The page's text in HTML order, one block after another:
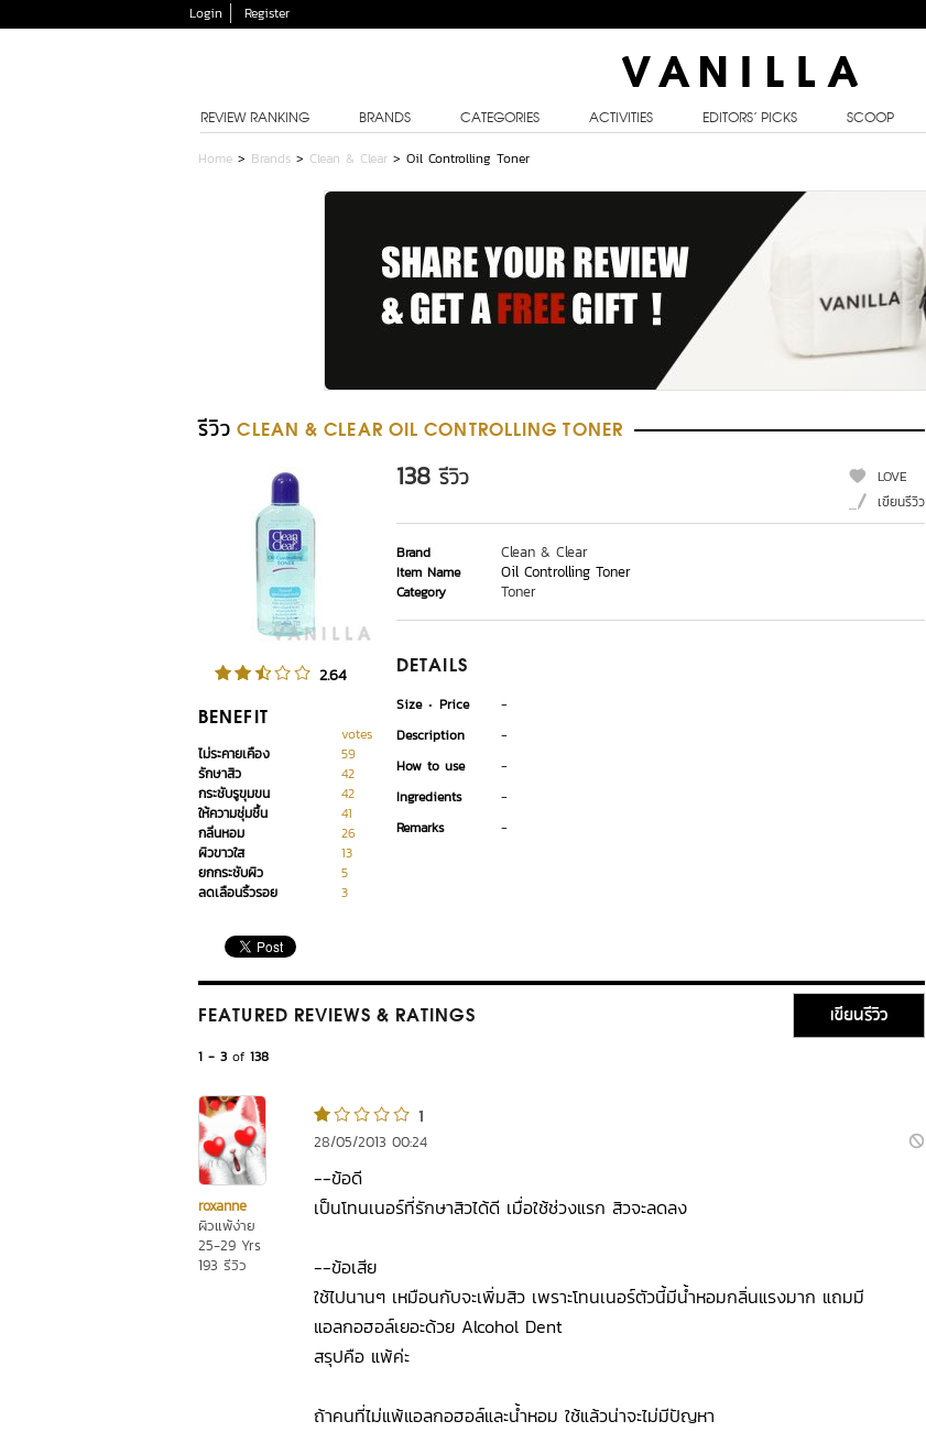
Login Register
REVIEW RANKING BRANDS CATEGORIES ACTIVITIES EDITORS’ PICKS SCOOP
Home > Brands > Clean & Clear > Oil Controlling Toner
รีวิว CLEAN & CLEAR OIL CONTROLLING TONER
2.64
BENEFIT
votes
ไม่ระคายเคือง
59
รักษาสิว
42
กระชับรูขุมขน
42
ให้ความชุ่มชื้น
41
กลิ่นหอม
26
ผิวขาวใส
13
ยกกระชับผิว
5
ลดเลือนริ้วรอย
3
138 รีวิว
LOVE
เขียนรีวิว
Brand Clean & Clear
Item Name Oil Controlling Toner
Category Toner
DETAILS
Size Price
-
Description
-
How to use
-
Ingredients
-
Remarks
-
FEATURED REVIEWS & RATINGS เขียนรีวิว
1 - 3 of 138
roxanne
ผิวแพ้ง่าย
25-29 Yrs
193 รีวิว
1
28/05/2013 00:24
--ข้อดี
เป็นโทนเนอร์ที่รักษาสิวได้ดี เมื่อใช้ช่วงแรก สิวจะลดลง
--ข้อเสีย
ใช้ไปนานๆ เหมือนกับจะเพิ่มสิว เพราะโทนเนอร์ตัวนี้มีน้ำหอมกลิ่นแรงมาก แถมมี
แอลกอฮอล์เยอะด้วย Alcohol Dent
สรุปคือ แพ้ค่ะ
ถ้าคนที่ไม่แพ้แอลกอฮอล์และน้ำหอม ใช้แล้วน่าจะไม่มีปัญหา